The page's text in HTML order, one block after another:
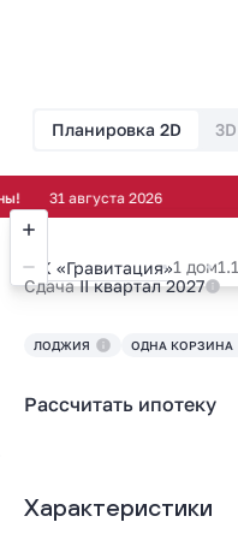
31 августа 2026
Планировка 2D 3D
ЖК «Гравитация»1 дом
СдачаII квартал 2027
ЛОДЖИЯ ОДНА КОРЗИНА
Рассчитать ипотеку
Характеристики